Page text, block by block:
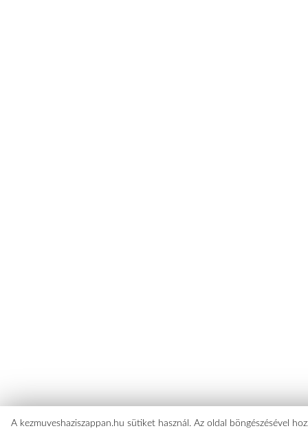
A kezmuveshaziszappan.hu sütiket használ. Az oldal böngészésével